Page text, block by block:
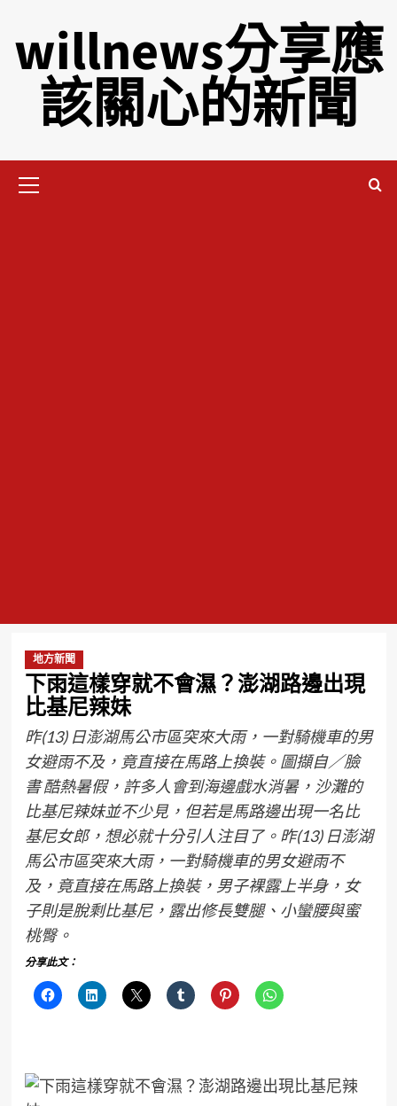
willnews分享應
該關心的新聞
地方新聞
下雨這樣穿就不會濕？澎湖路邊出現
比基尼辣妹
昨(13) 日澎湖馬公市區突來大雨，一對騎機車的男
女避雨不及，竟直接在馬路上換裝。圖擷自／臉
書 酷熱暑假，許多人會到海邊戲水消暑，沙灘的
比基尼辣妹並不少見，但若是馬路邊出現一名比
基尼女郎，想必就十分引人注目了。昨(13) 日澎湖
馬公市區突來大雨，一對騎機車的男女避雨不
及，竟直接在馬路上換裝，男子裸露上半身，女
子則是脫剩比基尼，露出修長雙腿、小蠻腰與蜜
桃臀。
分享此文：